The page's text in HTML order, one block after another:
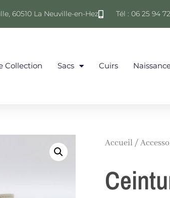
60510 La Neuville-en-Hez Tél : 06 25 94
Collection Sacs Cuirs
Accueil /